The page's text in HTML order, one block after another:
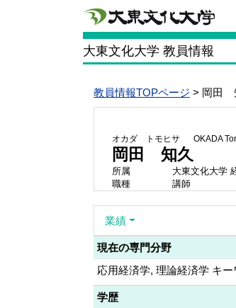
大東文化大学 教員情報
教員情報TOPページ > 岡田
オカダ トモヒサ OKADA
岡田 知久
所属
大東文化大学
職種
講師
業績
現在の専門分野
応用経済学, 理論経済学 キ
学歴